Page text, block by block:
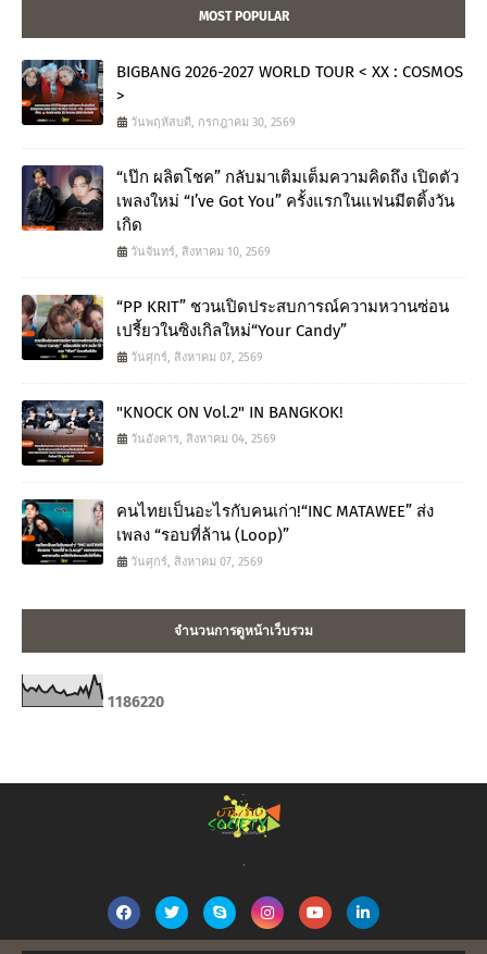
MOST POPULAR
BIGBANG 2026-2027 WORLD TOUR < XX : COSMOS
>
วันพฤหัสบดี, กรกฎาคม 30, 2569
“เป๊ก ผลิตโชค” กลับมาเติมเต็มความคิดถึง เปิดตัว
เพลงใหม่ “I’ve Got You” ครั้งแรกในแฟนมีตติ้งวัน
เกิด
วันจันทร์, สิงหาคม 10, 2569
“PP KRIT” ชวนเปิดประสบการณ์ความหวานซ่อน
เปรี้ยวในซิงเกิลใหม่“Your Candy”
วันศุกร์, สิงหาคม 07, 2569
"KNOCK ON Vol.2" IN BANGKOK!
วันอังคาร, สิงหาคม 04, 2569
คนไทยเป็นอะไรกับคนเก่า!“INC MATAWEE” ส่ง
เพลง “รอบที่ล้าน (Loop)”
วันศุกร์, สิงหาคม 07, 2569
จำนวนการดูหน้าเว็บรวม
1186220
.